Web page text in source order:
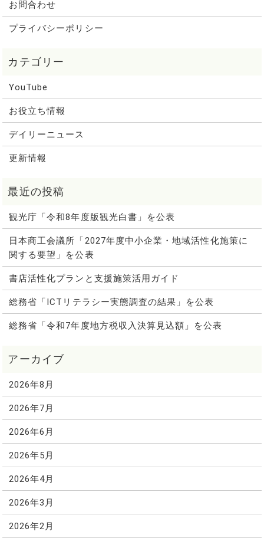
お問合わせ
プライバシーポリシー
YouTube
お役立ち情報
デイリーニュース
更新情報
観光庁「令和8年度版観光白書」を公表
日本商工会議所「2027年度中小企業・地域活性化施策に
関する要望」を公表
書店活性化プランと支援施策活用ガイド
総務省「ICTリテラシー実態調査の結果」を公表
総務省「令和7年度地方税収入決算見込額」を公表
2026年8月
2026年7月
2026年6月
2026年5月
2026年4月
2026年3月
2026年2月